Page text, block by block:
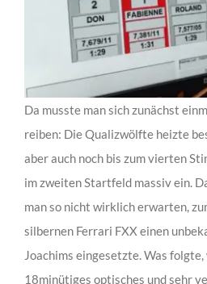
Da musste man sich zunächst
reiben: Die Qualizwölfte heizte
aber auch noch bis zum vierten
im zweiten Startfeld massiv ein.
man so nicht wirklich erwarten,
silbernen Ferrari FXX einen
Joachims eingesetzte. Was
18minütiges optisches und sehr